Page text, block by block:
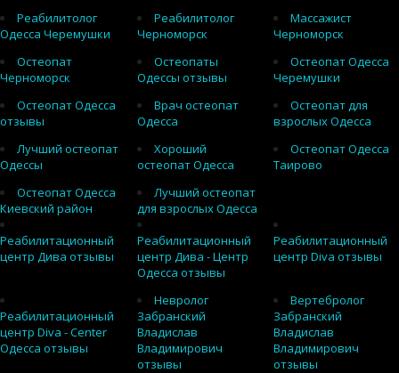
Реабилитолог
Одесса Черемушки
Реабилитолог
Черноморск
Массажист
Черноморск
Остеопат
Черноморск
Остеопаты
Одессы отзывы
Остеопат Одесса
Черемушки
Остеопат Одесса
отзывы
Врач остеопат
Одесса
Остеопат для
взрослых Одесса
Лучший остеопат
Одессы
Хороший
остеопат Одесса
Остеопат Одесса
Таирово
Остеопат Одесса
Киевский район
Лучший остеопат
для взрослых Одесса
Реабилитационный
центр Дива отзывы
Реабилитационный
центр Дива - Центр
Одесса отзывы
Реабилитационный
центр Diva отзывы
Реабилитационный
центр Diva - Center
Одесса отзывы
Невролог
Забранский
Владислав
Владимирович
отзывы
Вертебролог
Забранский
Владислав
Владимирович
отзывы